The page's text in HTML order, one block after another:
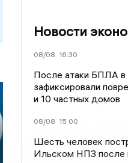
Новости
08/08 16:30
После атаки БПЛА в
зафиксировали
и 10 частных домов
08/08 15:00
Шесть человек
Ильском НПЗ после